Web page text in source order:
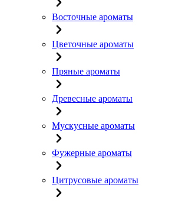
Восточные ароматы
Цветочные ароматы
Пряные ароматы
Древесные ароматы
Мускусные ароматы
Фужерные ароматы
Цитрусовые ароматы